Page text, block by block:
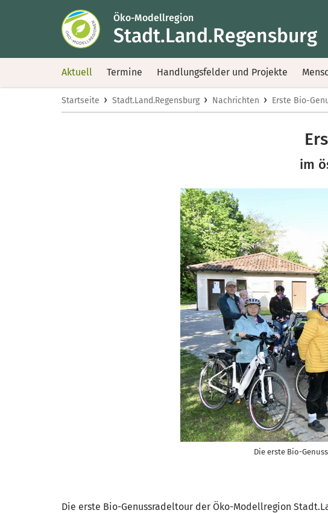
Öko-Modellregion
Stadt.Land.Regensburg
Aktuell Termine Handlungsfelder und Projekte
Startseite › Stadt.Land.Regensburg › Nachrichten › Erste Bio-
im
Die erste Bio-
Die erste Bio-Genussradeltour der Öko-Modellregion